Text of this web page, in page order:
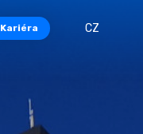
Kariéra CZ